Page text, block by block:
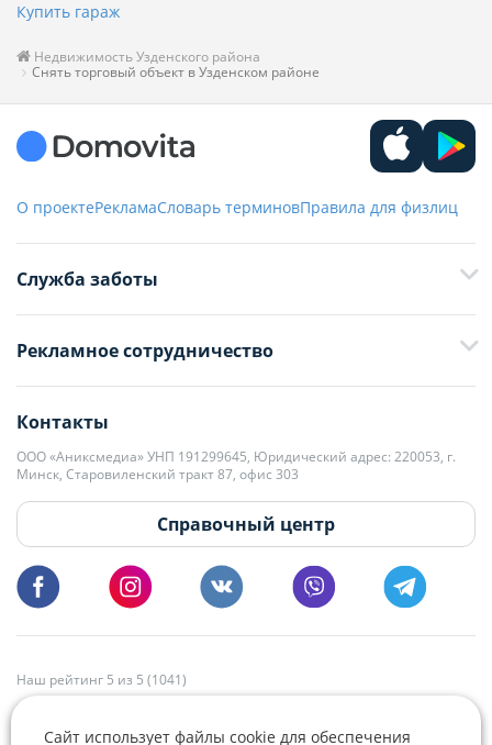
Купить гараж
Недвижимость Узденского района
Снять торговый объект в Узденском районе
О проектеРекламаСловарь терминовПравила для физлиц
Служба заботы
+375 29 376-13-70
+375 33 376-13-70
editor@domovita.by
Мы принимаем звонки и отвечаем на письма в будние дни с 9:00 до
18:00.
Рекламное сотрудничество
+375 29 563-15-61 Кристина Филюта
kb@domovita.by
+375 29 179-11-28 Владислав Гладченко
vg@domovita.by
Пишите и звоните нам в будние дни с 8:00 до 20:00.
Контакты
ООО «Аниксмедиа» УНП 191299645, Юридический адрес: 220053, г.
Минск, Старовиленский тракт 87, офис 303
Справочный центр
Наш рейтинг 5 из 5 (1041)
Сайт использует файлы cookie для обеспечения